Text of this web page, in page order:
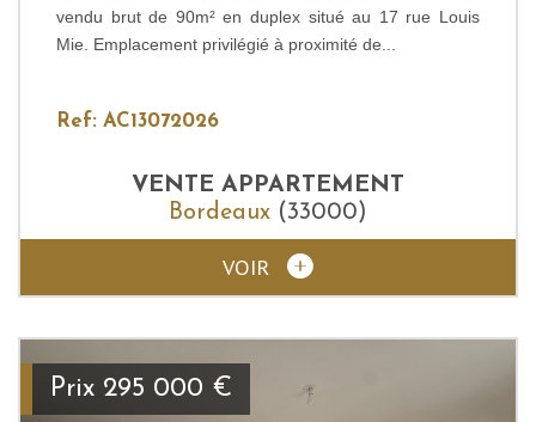
vendu brut de 90m² en duplex situé au 17 rue Louis
Mie. Emplacement privilégié à proximité de...
Ref: AC13072026
VENTE APPARTEMENT
Bordeaux (33000)
VOIR
Prix 295 000 €